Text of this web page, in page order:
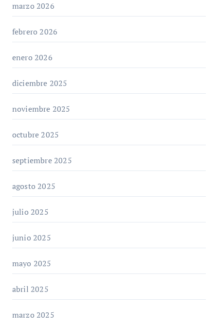
marzo 2026
febrero 2026
enero 2026
diciembre 2025
noviembre 2025
octubre 2025
septiembre 2025
agosto 2025
julio 2025
junio 2025
mayo 2025
abril 2025
marzo 2025